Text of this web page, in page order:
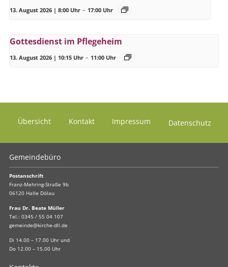
13. August 2026 | 8:00 Uhr – 17:00 Uhr
Gottesdienst im Pflegeheim
13. August 2026 | 10:15 Uhr – 11:00 Uhr
Übersicht Kontakt Impressum Datenschutz
Gemeindebüro
Postanschrift
Franz-Mehring-Straße 9b
06120 Halle Dölau
Frau Dr. Beate Müller
Tel.: 0345 / 55 04 107
gemeinde@kirche-dll.de
Di 14.00 – 17.00 Uhr und
Do 12.00 – 15.00 Uhr